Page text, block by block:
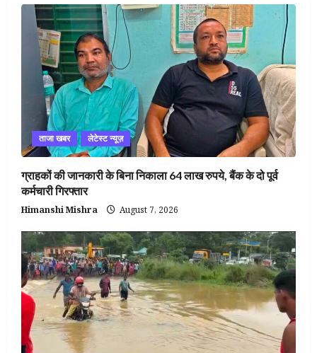
ताजा खबर लेटेस्ट न्यूज़
ग्राहकों की जानकारी के बिना निकाला 64 लाख रुपये, बैंक के दो पूर्व
कर्मचारी गिरफ्तार
Himanshi Mishra August 7, 2026